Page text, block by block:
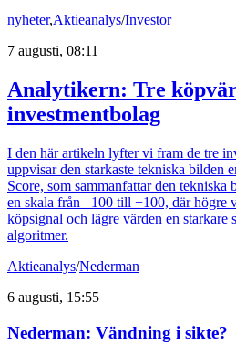
nyheter,Aktieanalys/Investor
7 augusti, 08:11
Analytikern: Tre
investmentbolag
I den här artikeln lyfter vi fram de tre
uppvisar den starkaste tekniska bilden
Score, som sammanfattar den tekniska
en skala från –100 till +100, där högre
köpsignal och lägre värden en starkare
algoritmer.
Aktieanalys/Nederman
6 augusti, 15:55
Nederman: Vändning i sikte?